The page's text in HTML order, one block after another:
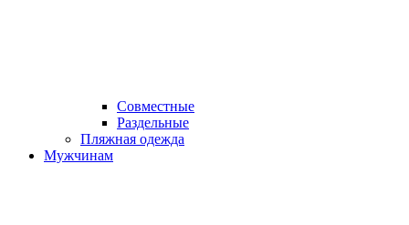
Совместные
Раздельные
Пляжная одежда
Мужчинам